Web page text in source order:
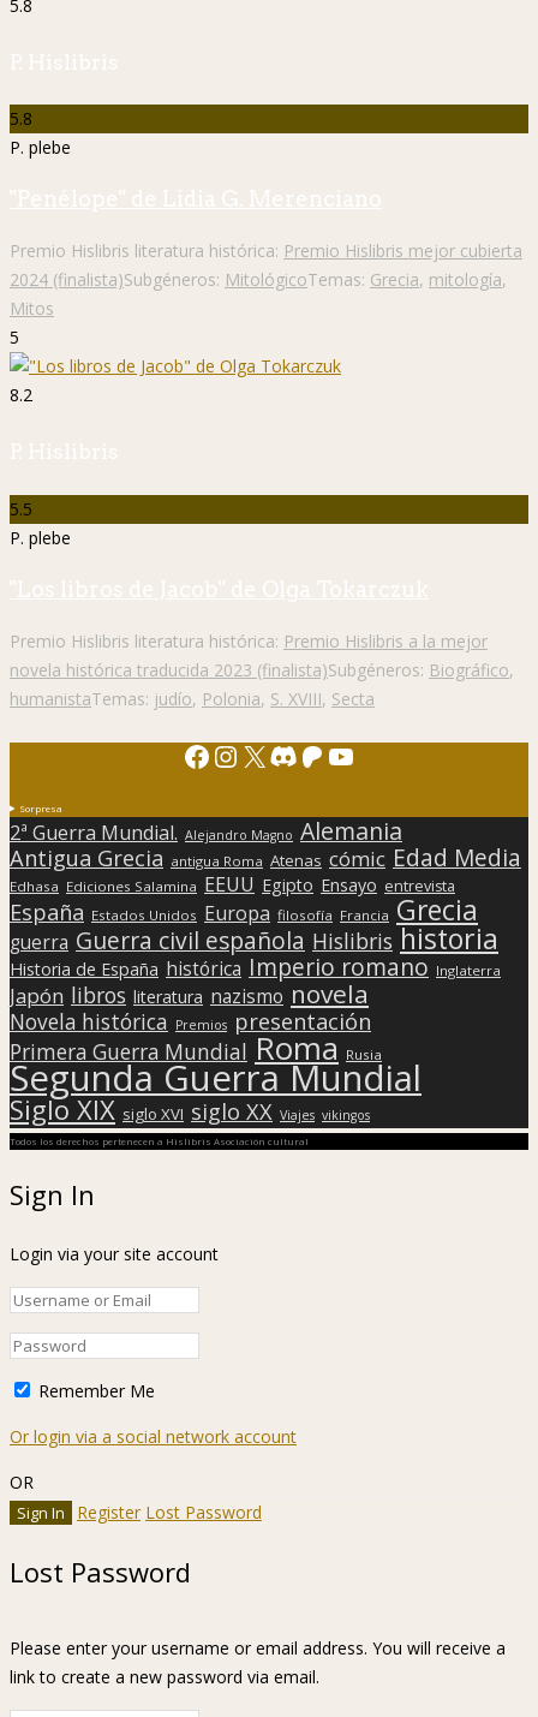
5.8
P. Hislibris
5.8
P. plebe
"Penélope" de Lidia G. Merenciano
Premio Hislibris literatura histórica: Premio Hislibris mejor cubierta
2024 (finalista)Subgéneros: MitológicoTemas: Grecia, mitología,
Mitos
5
8.2
P. Hislibris
5.5
P. plebe
"Los libros de Jacob" de Olga Tokarczuk
Premio Hislibris literatura histórica: Premio Hislibris a la mejor
novela histórica traducida 2023 (finalista)Subgéneros: Biográfico,
humanistaTemas: judío, Polonia, S. XVIII, Secta
Facebook
Instagram
X Discord
Patreon
YouTube
Sorpresa
2ª Guerra Mundial. Alejandro Magno Alemania
Antigua Grecia antigua Roma Atenas cómic Edad Media
Edhasa Ediciones Salamina EEUU Egipto Ensayo entrevista
España Estados Unidos Europa filosofía Francia Grecia
guerra Guerra civil española Hislibris historia
Historia de España histórica Imperio romano Inglaterra
Japón libros literatura nazismo novela
Novela histórica Premios presentación
Primera Guerra Mundial Roma Rusia
Segunda Guerra Mundial
Siglo XIX siglo XVI siglo XX Viajes vikingos
Todos los derechos pertenecen a Hislibris Asociación cultural
Sign In
Login via your site account
Remember Me
Or login via a social network account
OR
Register Lost Password
Lost Password
Please enter your username or email address. You will receive a
link to create a new password via email.